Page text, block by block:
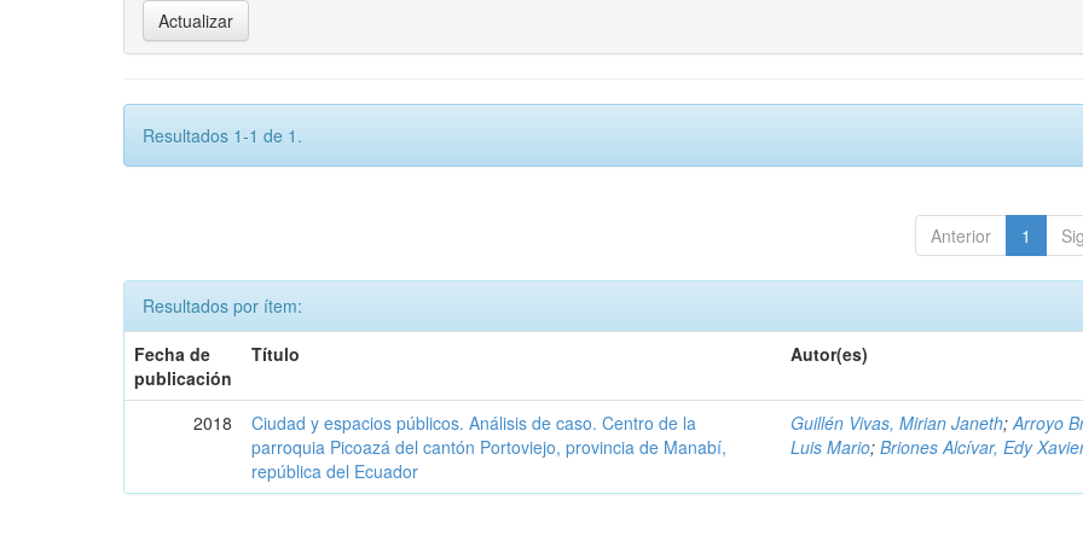
Resultados 1-1 de 1.
Anterior 1
Resultados por ítem:
Fecha de
publicación
Título Autor(es)
2018
Ciudad y espacios públicos. Análisis de caso. Centro de la
parroquia Picoazá del cantón Portoviejo, provincia de Manabí,
república del Ecuador
Guillén Vivas, Mirian Janeth;Arroyo
Luis Mario;Briones Alcívar, Edy